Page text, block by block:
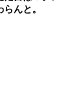
んと。